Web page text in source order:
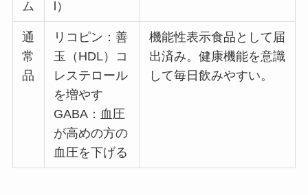
ム
l）
通
常
品
リコピン：善
玉（HDL）コ
レステロール
を増やす
GABA：血圧
が高めの方の
血圧を下げる
機能性表示食品として届
出済み。健康機能を意識
して毎日飲みやすい。